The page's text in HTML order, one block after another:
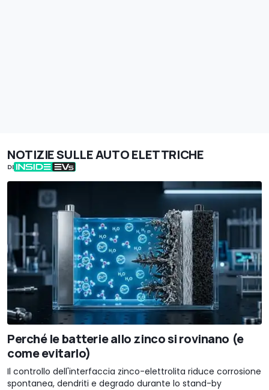
NOTIZIE SULLE AUTO ELETTRICHE
DI
Perché le batterie allo zinco si rovinano (e
come evitarlo)
Il controllo dell'interfaccia zinco-elettrolita riduce corrosione
spontanea, dendriti e degrado durante lo stand-by